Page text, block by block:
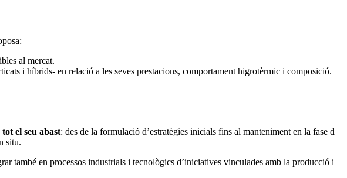
al mercat.
i híbrids- en relació a les seves prestacions, comportament higrotèrmic i composició.
el seu abast: des de la formulació d’estratègies inicials fins al manteniment en la fase d
situ.
també en processos industrials i tecnològics d’iniciatives vinculades amb la producció i